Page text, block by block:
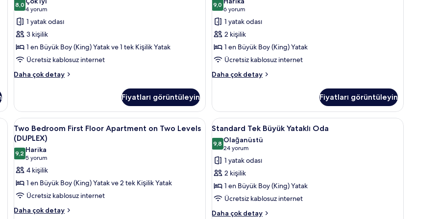
fazla
detay
(Sleeps
Three)
için
tüm
fotoğrafları
görün
8,08,0 / 10
4 yorum
(4
yorum)
1 yatak odası
3 kişilik
1 en Büyük Boy (King) Yatak ve 1 tek Kişilik Yatak
Ücretsiz kablosuz internet
Daha çok detay
Family
hakkında
daha
fazla
detay
Fiyatları görüntüleyin
için
tüm
fotoğrafları
görün
9,09,0 / 10
6 yorum
(6
yorum)
1 yatak odası
2 kişilik
1 en Büyük Boy (King) Yatak
Ücretsiz kablosuz internet
Daha çok detay
Superior
fazla
detay
Fiyatları görüntüleyin
veranda
Two
Bedroom
First
Floor
Apartment
on
Two
Levels
(DUPLEX)
Two Bedroom First Floor Apartment on Two Levels (DUPLEX) | Anti alerjik yatak takımı, odada kasa, masa, ütü/ütü
12
Two Bedroom First Floor Apartment on Two Levels
(DUPLEX)
9,29,2 / 10
Harika
5 yorum
(5
yorum)
4 kişilik
1 en Büyük Boy (King) Yatak ve 2 tek Kişilik Yatak
Ücretsiz kablosuz internet
Daha çok detay
Two
Standard
Tek
Büyük
Yataklı
Oda
için
tüm
fotoğrafları
görün
Standard Tek Büyük Yataklı Oda | Anti
5
Standard Tek Büyük Yataklı Oda
9,89,8 / 10
Olağanüstü
24 yorum
(24
yorum)
1 yatak odası
2 kişilik
1 en Büyük Boy (King) Yatak
Ücretsiz kablosuz internet
Daha çok detay
Standard